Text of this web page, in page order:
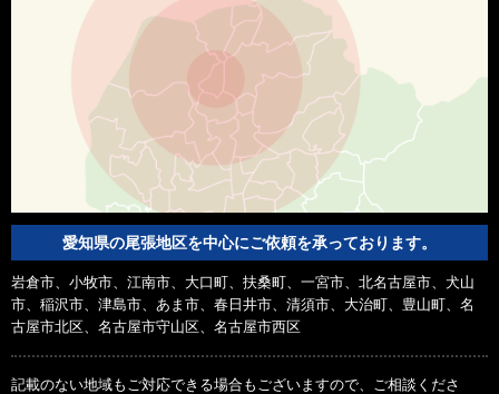
愛知県の尾張地区を中心にご依頼を承っております。
岩倉市、小牧市、江南市、大口町、扶桑町、一宮市、北名古屋市、犬山
市、稲沢市、津島市、あま市、春日井市、清須市、大治町、豊山町、名
古屋市北区、名古屋市守山区、名古屋市西区
記載のない地域もご対応できる場合もございますので、ご相談くださ